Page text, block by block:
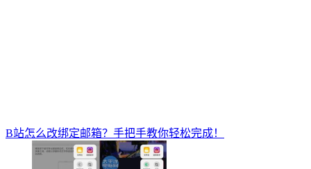
B站怎么改绑定邮箱？手把手教你轻松完成！